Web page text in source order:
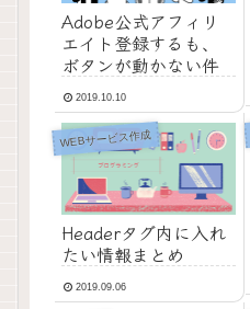
Adobe公式アフィリ
エイト登録するも、
ボタンが動かない件
2019.10.10
WEBサービス作成
Headerタグ内に入れ
たい情報まとめ
2019.09.06